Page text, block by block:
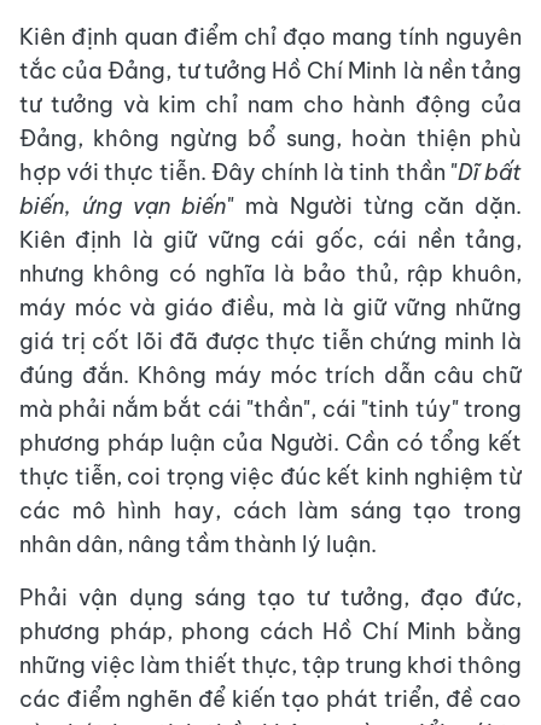
Kiên định quan điểm chỉ đạo mang tính nguyên
tắc của Đảng, tư tưởng Hồ Chí Minh là nền tảng
tư tưởng và kim chỉ nam cho hành động của
Đảng, không ngừng bổ sung, hoàn thiện phù
hợp với thực tiễn. Đây chính là tinh thần "Dĩ bất
biến, ứng vạn biến" mà Người từng căn dặn.
Kiên định là giữ vững cái gốc, cái nền tảng,
nhưng không có nghĩa là bảo thủ, rập khuôn,
máy móc và giáo điều, mà là giữ vững những
giá trị cốt lõi đã được thực tiễn chứng minh là
đúng đắn. Không máy móc trích dẫn câu chữ
mà phải nắm bắt cái "thần", cái "tinh túy" trong
phương pháp luận của Người. Cần có tổng kết
thực tiễn, coi trọng việc đúc kết kinh nghiệm từ
các mô hình hay, cách làm sáng tạo trong
nhân dân, nâng tầm thành lý luận.
Phải vận dụng sáng tạo tư tưởng, đạo đức,
phương pháp, phong cách Hồ Chí Minh bằng
những việc làm thiết thực, tập trung khơi thông
các điểm nghẽn để kiến tạo phát triển, đề cao